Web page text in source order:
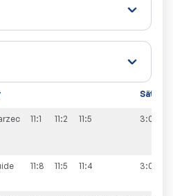
Sätze
11:1 11:2 11:5 3:0
11:8 11:5 11:4 3:0